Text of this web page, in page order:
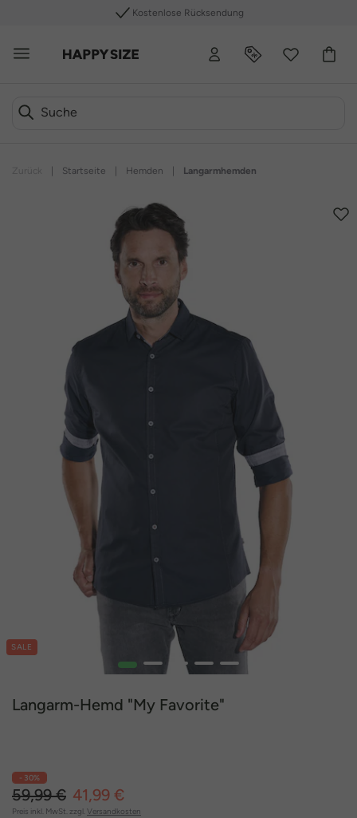
Kostenlose Rücksendung
Startseite Hemden Langarmhemden
SALE
1 2 4 5
Langarm-Hemd "My Favorite"
- 30%
59,99 € 41,99 €
Preis inkl. MwSt. zzgl. Versandkosten